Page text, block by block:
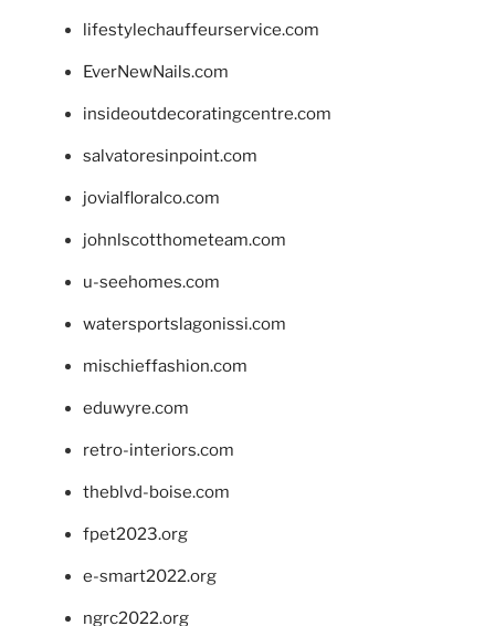
lifestylechauffeurservice.com
EverNewNails.com
insideoutdecoratingcentre.com
salvatoresinpoint.com
jovialfloralco.com
johnlscotthometeam.com
u-seehomes.com
watersportslagonissi.com
mischieffashion.com
eduwyre.com
retro-interiors.com
theblvd-boise.com
fpet2023.org
e-smart2022.org
ngrc2022.org